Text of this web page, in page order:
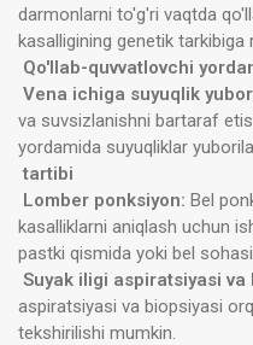
darmonlarni to'g'ri vaqtda
kasalligining genetik
Qo'llab-quvvatlovchi
Vena ichiga suyuqlik
va suvsizlanishni bartaraf
yordamida suyuqliklar
tartibi
Lomber ponksiyon: Bel
kasalliklarni aniqlash uchun
pastki qismida yoki bel
Suyak iligi aspiratsiyasi va
aspiratsiyasi va biopsiyasi
tekshirilishi mumkin.